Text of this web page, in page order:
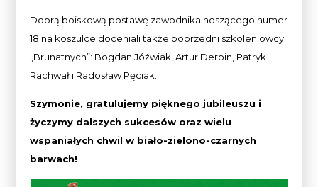
Dobrą boiskową postawę zawodnika noszącego numer
18 na koszulce doceniali także poprzedni szkoleniowcy
„Brunatnych”: Bogdan Jóźwiak, Artur Derbin, Patryk
Rachwał i Radosław Pęciak.
Szymonie, gratulujemy pięknego jubileuszu i
życzymy dalszych sukcesów oraz wielu
wspaniałych chwil w biało-zielono-czarnych
barwach!